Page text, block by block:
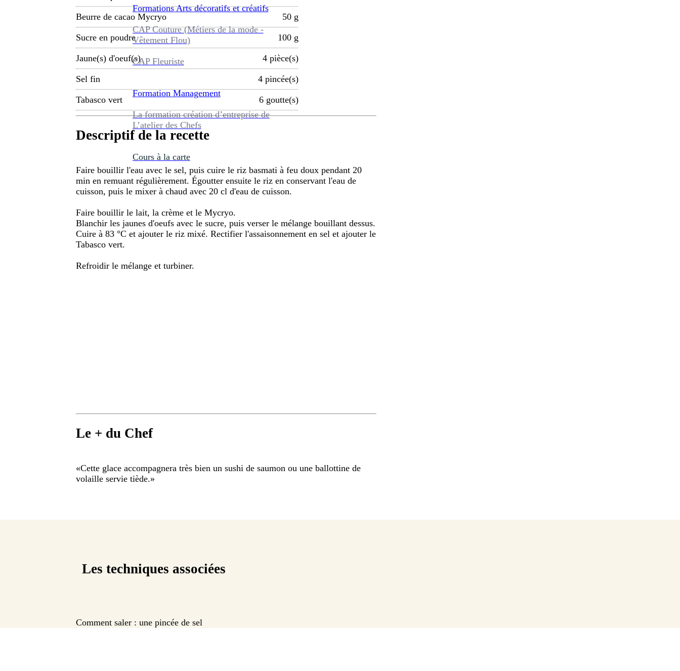
Formations Arts décoratifs et créatifs
CAP Couture (Métiers de la mode -
Vêtement Flou)
CAP Fleuriste
Formation Management
La formation création d’entreprise de
L’atelier des Chefs
Cours à la carte
Beurre de cacao Mycryo 50 g
Sucre en poudre 100 g
Jaune(s) d'oeuf(s) 4 pièce(s)
Sel fin 4 pincée(s)
Tabasco vert 6 goutte(s)
Descriptif de la recette
Faire bouillir l'eau avec le sel, puis cuire le riz basmati à feu doux pendant 20
min en remuant régulièrement. Égoutter ensuite le riz en conservant l'eau de
cuisson, puis le mixer à chaud avec 20 cl d'eau de cuisson.
Faire bouillir le lait, la crème et le Mycryo.
Blanchir les jaunes d'oeufs avec le sucre, puis verser le mélange bouillant dessus.
Cuire à 83 °C et ajouter le riz mixé. Rectifier l'assaisonnement en sel et ajouter le
Tabasco vert.
Refroidir le mélange et turbiner.
Le + du Chef
«Cette glace accompagnera très bien un sushi de saumon ou une ballottine de
volaille servie tiède.»
Les techniques associées
Comment saler : une pincée de sel